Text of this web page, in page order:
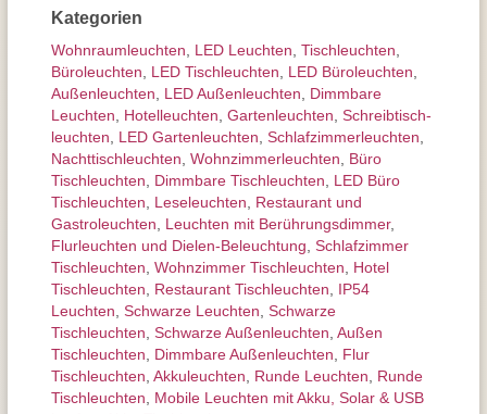
Kategorien
Wohnraum­leuchten LED Leuchten Tisch­leuchten
Büroleuchten
LED Tischleuchten LED Büroleuchten
Außen­leuchten
LED Außenleuchten
Dimmbare
Leuchten
Hotelleuchten Gartenleuchten Schreibtisch­
leuchten
LED Gartenleuchten Schlafzimmer­leuchten
Nachttisch­leuchten Wohnzimmer­leuchten
Büro
Tischleuchten
Dimmbare Tischleuchten
LED Büro
Tischleuchten
Leseleuchten
Restaurant und
Gastroleuchten
Leuchten mit Berührungs­dimmer,
Flurleuchten und Dielen-Beleuchtung Schlafzimmer
Tischleuchten Wohnzimmer Tischleuchten
Hotel
Tischleuchten
Restaurant Tischleuchten
IP54
Leuchten Schwarze Leuchten Schwarze
Tischleuchten Schwarze Außenleuchten Außen
Tischleuchten
Dimmbare Außenleuchten
Flur
Tischleuchten Akkuleuchten Runde Leuchten
Runde
Tischleuchten
Mobile Leuchten mit Akku, Solar & USB